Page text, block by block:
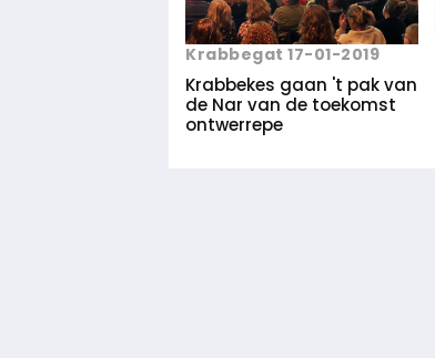
Krabbegat 17-01-2019
Krabbekes gaan 't pak van
de Nar van de toekomst
ontwerrepe